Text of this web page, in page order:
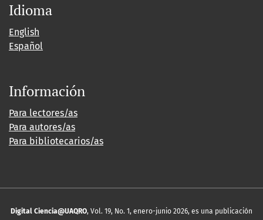
Idioma
English
Español
Información
Para lectores/as
Para autores/as
Para bibliotecarios/as
Digital Ciencia@UAQRO, Vol. 19, No. 1, enero-junio 2026, es una publicación